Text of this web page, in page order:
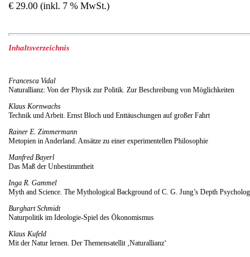
€ 29.00 (inkl. 7 % MwSt.)
Inhaltsverzeichnis
Francesca Vidal
Naturallianz: Von der Physik zur Politik. Zur Beschreibung von Möglichkeiten
Klaus Kornwachs
Technik und Arbeit. Ernst Bloch und Enttäuschungen auf großer Fahrt
Rainer E. Zimmermann
Metopien in Anderland. Ansätze zu einer experimentellen Philosophie
Manfred Bayerl
Das Maß der Unbestimmtheit
Inga R. Gammel
Myth and Science. The Mythological Background of C. G. Jung’s Depth
Burghart Schmidt
Naturpolitik im Ideologie-Spiel des Ökonomismus
Klaus Kufeld
Mit der Natur lernen. Der Themensatellit ‚Naturallianz‘